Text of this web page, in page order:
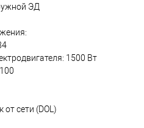
ЭД
1500 Вт
сети (DOL)